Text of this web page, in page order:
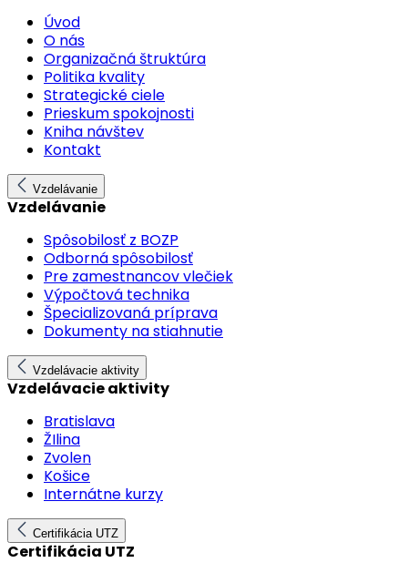
Úvod
O nás
Organizačná štruktúra
Politika kvality
Strategické ciele
Prieskum spokojnosti
Kniha návštev
Kontakt
Vzdelávanie
Vzdelávanie
Spôsobilosť z BOZP
Odborná spôsobilosť
Pre zamestnancov vlečiek
Výpočtová technika
Špecializovaná príprava
Dokumenty na stiahnutie
Vzdelávacie aktivity
Vzdelávacie aktivity
Bratislava
ŽIlina
Zvolen
Košice
Internátne kurzy
Certifikácia UTZ
Certifikácia UTZ